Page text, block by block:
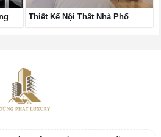
Thiết Kế Nội Thất Nhà Phố